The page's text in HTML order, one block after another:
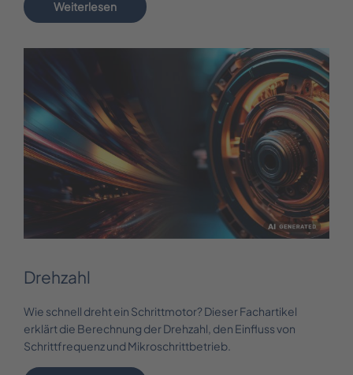
Weiterlesen
Drehzahl
Wie schnell dreht ein Schrittmotor? Dieser Fachartikel
erklärt die Berechnung der Drehzahl, den Einfluss von
Schrittfrequenz und Mikroschrittbetrieb.